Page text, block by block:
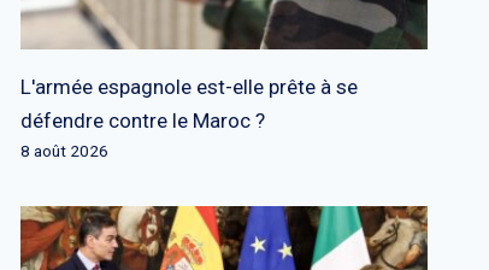
L'armée espagnole est-elle prête à se
défendre contre le Maroc ?
8 août 2026